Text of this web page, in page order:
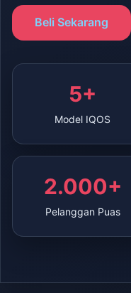
Beli Sekarang
5+
Model IQOS
2.000+
Pelanggan Puas